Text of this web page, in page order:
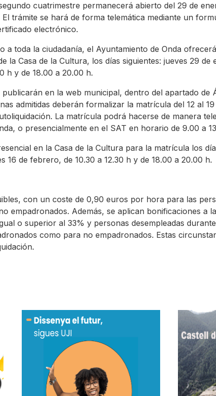
cuatrimestre permanecerá abierto del 29 de
trámite se hará de forma telemática mediante un
electrónico.
a toda la ciudadanía, el Ayuntamiento de Onda
la Casa de la Cultura, los días siguientes: jueves 29 de
h y de 18.00 a 20.00 h.
publicarán en la web municipal, dentro del apartado de
admitidas deberán formalizar la matrícula del 12 al
La matrícula podrá hacerse de manera
o presencialmente en el SAT en horario de 9.00 a
en la Casa de la Cultura para la matrícula los
16 de febrero, de 10.30 a 12.30 h y de 18.00 a 20.00 h.
con un coste de 0,90 euros por hora para las
empadronados. Además, se aplican bonificaciones a
o superior al 33% y personas desempleadas
como para no empadronados. Estas